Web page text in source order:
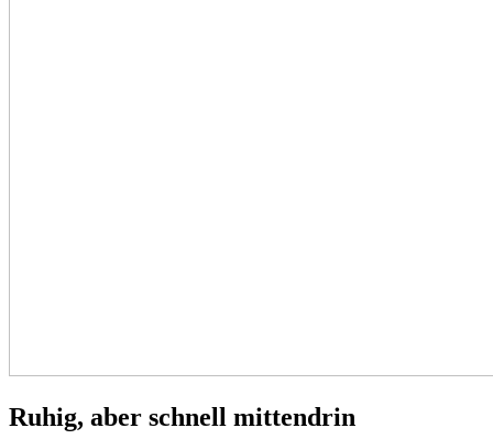
Ruhig, aber schnell mittendrin